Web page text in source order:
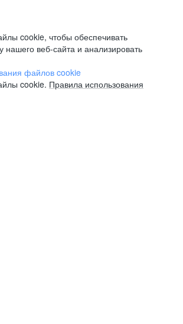
cookie, чтобы обеспечивать
нашего веб-сайта и анализировать
файлов cookie
cookie. Правила использования